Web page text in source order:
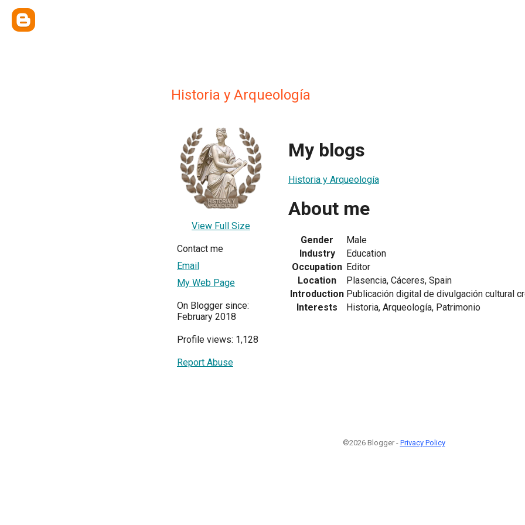
Historia y Arqueología
View Full Size
Contact me
Email
My Web Page
On Blogger since:
February 2018
Profile views: 1,128
Report Abuse
My blogs
Historia y Arqueología
About me
Gender
Male
Industry
Education
Occupation Editor
Location
Plasencia, Cáceres, Spain
Introduction Publicación digital de divulgación cultural
Interests
Historia, Arqueología, Patrimonio
©2026 Blogger - Privacy Policy